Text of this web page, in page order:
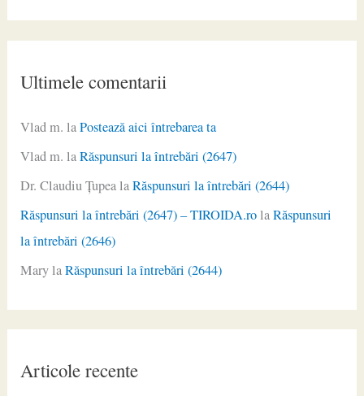
Ultimele comentarii
Vlad m. laPostează aici întrebarea ta
Vlad m. laRăspunsuri la întrebări (2647)
Dr. Claudiu ŢupealaRăspunsuri la întrebări (2644)
Răspunsuri la întrebări (2647) – TIROIDA.rolaRăspunsuri
la întrebări (2646)
MarylaRăspunsuri la întrebări (2644)
Articole recente